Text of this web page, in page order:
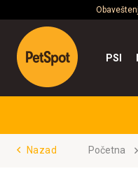
PSI
Nazad Početna